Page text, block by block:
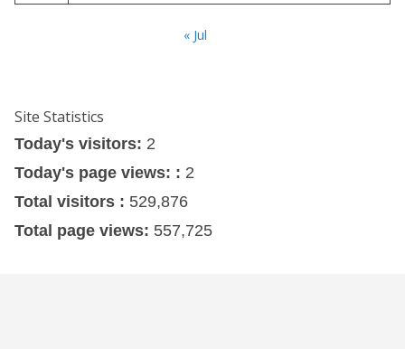
« Jul
Site Statistics
Today's visitors: 2
Today's page views: : 2
Total visitors : 529,876
Total page views: 557,725